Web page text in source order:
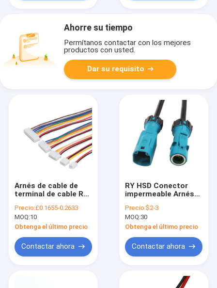
Ahorre su tiempo
Permítanos contactar con los mejores
productos con usted.
Dar su requisito
Arnés de cable de
terminal de cable RY
Eh Xh VH 2.54 mm
Pitch 2pin 3pin 4pin
5pin 6pin 7pin 8pin
Conector
Precio:£0.1655-0.2633
MOQ:10
Obtenga el último precio
Contactar ahora
RY HSD Conector
impermeable Arnés
Conector masculino
y femenino RF Cable
de vídeo espiral
coaxial de alta
frecuencia
Precio:$2-3
MOQ:30
Obtenga el último precio
Contactar ahora